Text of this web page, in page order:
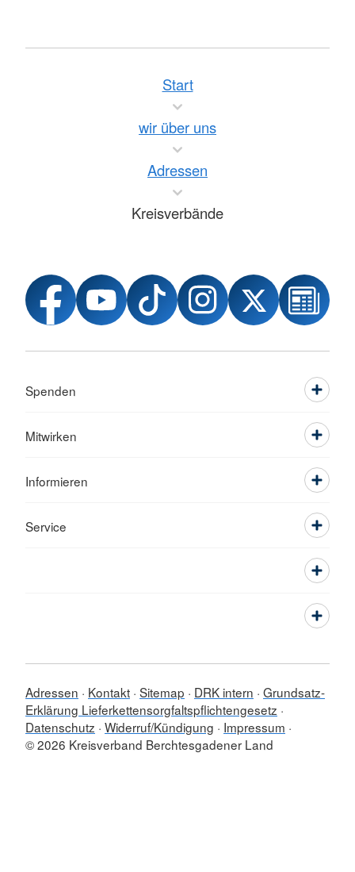
Start
wir über uns
Adressen
Kreisverbände
Spenden
Mitwirken
Informieren
Service
Adressen Kontakt Sitemap DRK intern Grundsatz-
Erklärung Lieferkettensorgfaltspflichtengesetz
Datenschutz Widerruf/Kündigung
Impressum
© 2026 Kreisverband Berchtesgadener Land